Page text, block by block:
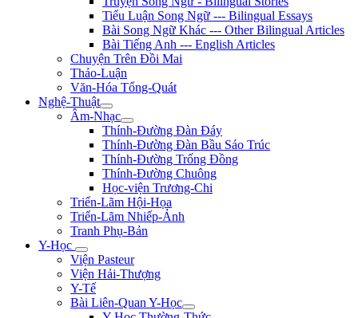
Tiểu Luận Song Ngữ --- Bilingual Essays
Bài Song Ngữ Khác --- Other Bilingual Articles
Bài Tiếng Anh --- English Articles
Chuyện Trên Đồi Mai
Thảo-Luận
Văn-Hóa Tổng-Quát
Nghệ-Thuật
Âm-Nhạc
Thính-Đường Đàn Đáy
Thính-Đường Đàn Bầu Sáo Trúc
Thính-Đường Trống Đồng
Thính-Đường Chuông
Học-viện Trương-Chi
Triển-Lãm Hội-Họa
Triển-Lãm Nhiếp-Ảnh
Tranh Phụ-Bản
Y-Học
Viện Pasteur
Viện Hải-Thượng
Y-Tế
Bài Liên-Quan Y-Học